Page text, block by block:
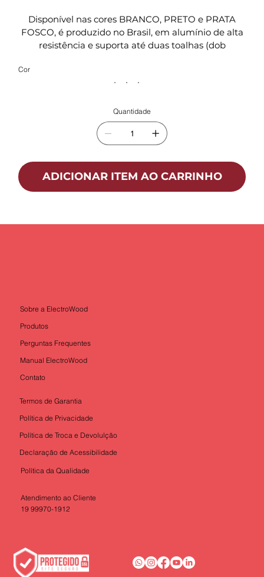
Disponível nas cores BRANCO, PRETO e PRATA
FOSCO, é produzido no Brasil, em alumínio de alta
resistência e suporta até duas toalhas (dob
Cor
Quantidade
ADICIONAR ITEM AO CARRINHO
Sobre a ElectroWood
Produtos
Perguntas Frequentes
Manual ElectroWood
Contato
Termos de Garantia
Política de Troca e Devolulção
Política de Privacidade
Declaração de Acessibilidade
Política da Qualidade
Atendimento ao Cliente
19 99970-1912